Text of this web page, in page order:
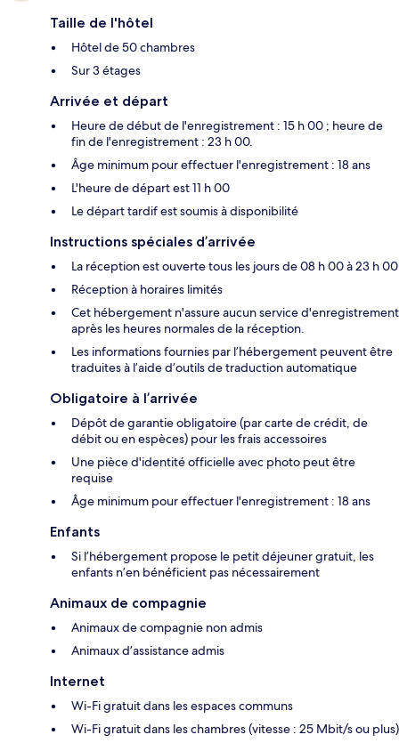
Taille de l'hôtel
Hôtel de 50 chambres
Sur 3 étages
Arrivée et départ
Heure de début de l'enregistrement : 15 h 00 ; heure de
fin de l'enregistrement : 23 h 00.
Âge minimum pour effectuer l'enregistrement : 18 ans
L'heure de départ est 11 h 00
Le départ tardif est soumis à disponibilité
Instructions spéciales d’arrivée
La réception est ouverte tous les jours de 08 h 00 à 23 h 00
Réception à horaires limités
Cet hébergement n'assure aucun service d'enregistrement
après les heures normales de la réception.
Les informations fournies par l’hébergement peuvent être
traduites à l’aide d’outils de traduction automatique
Obligatoire à l’arrivée
Dépôt de garantie obligatoire (par carte de crédit, de
débit ou en espèces) pour les frais accessoires
Une pièce d'identité officielle avec photo peut être
requise
Âge minimum pour effectuer l'enregistrement : 18 ans
Enfants
Si l’hébergement propose le petit déjeuner gratuit, les
enfants n’en bénéficient pas nécessairement
Animaux de compagnie
Animaux de compagnie non admis
Animaux d’assistance admis
Internet
Wi-Fi gratuit dans les espaces communs
Wi-Fi gratuit dans les chambres (vitesse : 25 Mbit/s ou plus)